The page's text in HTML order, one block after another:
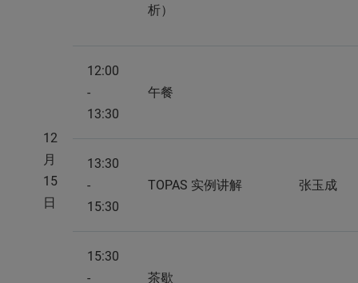
12
月
15
日
析）
12:00
-
13:30
午餐
13:30
-
15:30
TOPAS 实例讲解 张玉成
15:30
-
茶歇